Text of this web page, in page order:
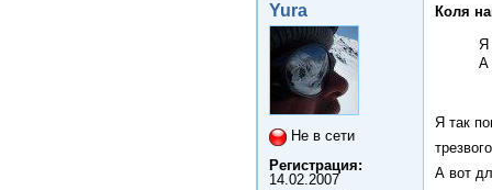
Yura
Не в сети
Регистрация:
14.02.2007
Коля
Я
А
Я так
А вот